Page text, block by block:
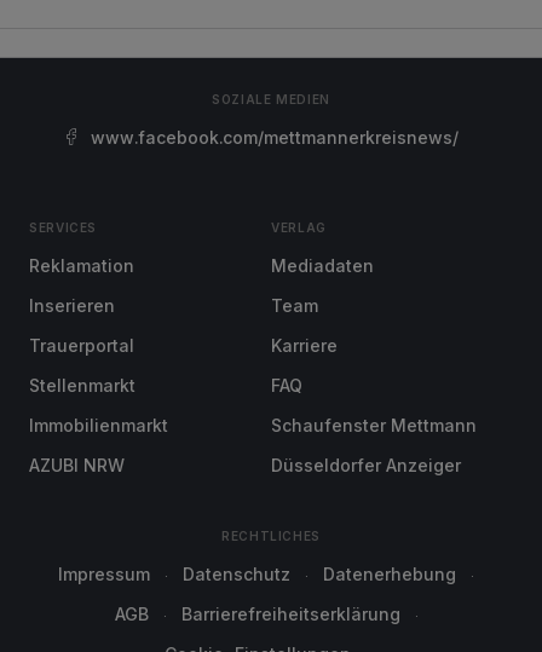
SOZIALE MEDIEN
www.facebook.com/mettmannerkreisnews/
SERVICES
Reklamation
Inserieren
Trauerportal
Stellenmarkt
Immobilienmarkt
AZUBI NRW
VERLAG
Mediadaten
Team
Karriere
FAQ
Schaufenster Mettmann
Düsseldorfer Anzeiger
RECHTLICHES
Impressum Datenschutz
Datenerhebung
AGB
Barrierefreiheitserklärung